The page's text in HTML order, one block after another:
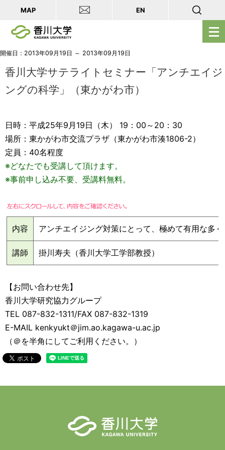
メ
ニ
ー
MAP EN
開催日：2013年09月19日 ～ 2013年09月19日
香川大学サテライトセミナー「アンチエイジ
ングの科学」（東かがわ市）
日時：平成25年9月19日（木） 19：00～20：30
場所：東かがわ市交流プラザ（東かがわ市湊1806-2）
定員：40名程度
※どなたでも受講して頂けます。
※事前申し込み不要、受講料無料。
内容 アンチエイジング対策にとって、極めて有用な多
講師 掛川寿夫（香川大学工学部教授）
【お問い合わせ先】
香川大学研究協力グループ
TEL 087-832-1311/FAX 087-832-1319
E-MAIL kenkyukt＠jim.ao.kagawa-u.ac.jp
（＠を半角にしてご利用ください。）